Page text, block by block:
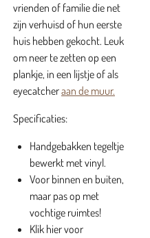
vrienden of familie die net
zijn verhuisd of hun eerste
huis hebben gekocht. Leuk
om neer te zetten op een
plankje, in een lijstje of als
eyecatcheraan de muur.
Specificaties:
Handgebakken tegeltje
bewerkt met vinyl.
Voor binnen en buiten,
maar pas op met
vochtige ruimtes!
Klik hier voor